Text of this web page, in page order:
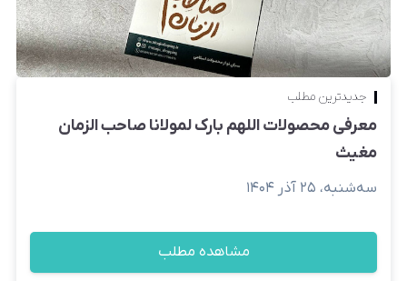
جدیدترین مطلب
معرفی محصولات اللهم بارک لمولانا صاحب الزمان
مغیث
سه‌شنبه، ۲۵ آذر ۱۴۰۴
مشاهده مطلب